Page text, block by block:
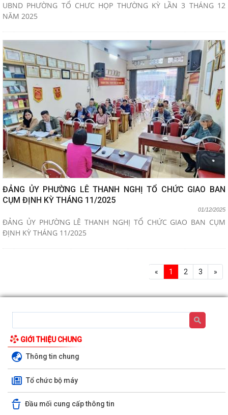
UBND PHƯỜNG TỔ CHƯC HỌP THƯỜNG KỲ LẦN 3 THÁNG 12
NĂM 2025
ĐẢNG ỦY PHƯỜNG LÊ THANH NGHỊ TỔ CHỨC GIAO BAN
CỤM ĐỊNH KỲ THÁNG 11/2025
01/12/2025
ĐẢNG ỦY PHƯỜNG LÊ THANH NGHỊ TỔ CHỨC GIAO BAN CỤM
ĐỊNH KỲ THÁNG 11/2025
« 1 2 3 »
GIỚI THIỆU CHUNG
Thông tin chung
Tổ chức bộ máy
Đầu mối cung cấp thông tin